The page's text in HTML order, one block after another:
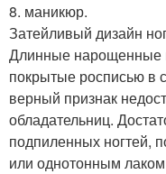
8. маникюр.
Затейливый дизайн
Длинные нарощенные
покрытые росписью в
верный признак
обладательниц.
подпиленных ногтей,
или однотонным